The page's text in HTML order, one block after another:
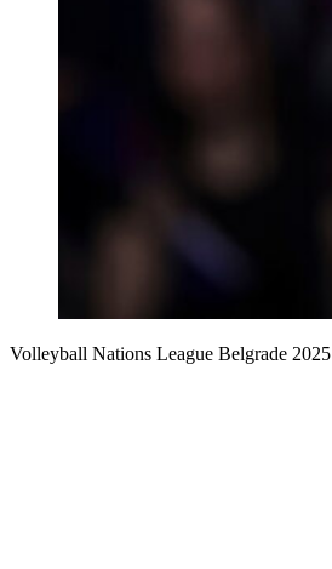
Volleyball Nations League Belgrade 2025